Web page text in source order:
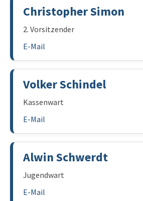
Christopher Simon
2. Vorsitzender
E-Mail
Volker Schindel
Kassenwart
E-Mail
Alwin Schwerdt
Jugendwart
E-Mail